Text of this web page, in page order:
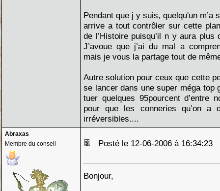
Pendant que j y suis, quelqu'un m’a
arrive a tout contrôler sur cette
de l’Histoire puisqu’il n y aura
J’avoue que j’ai du mal a
mais je vous la partage tout de
Autre solution pour ceux que cette
se lancer dans une super méga top
tuer quelques 95pourcent d’entre
pour que les conneries qu’on a
irréversibles....
Abraxas
Membre du conseil
Posté le 12-06-2006 à 16:34:23
Bonjour,